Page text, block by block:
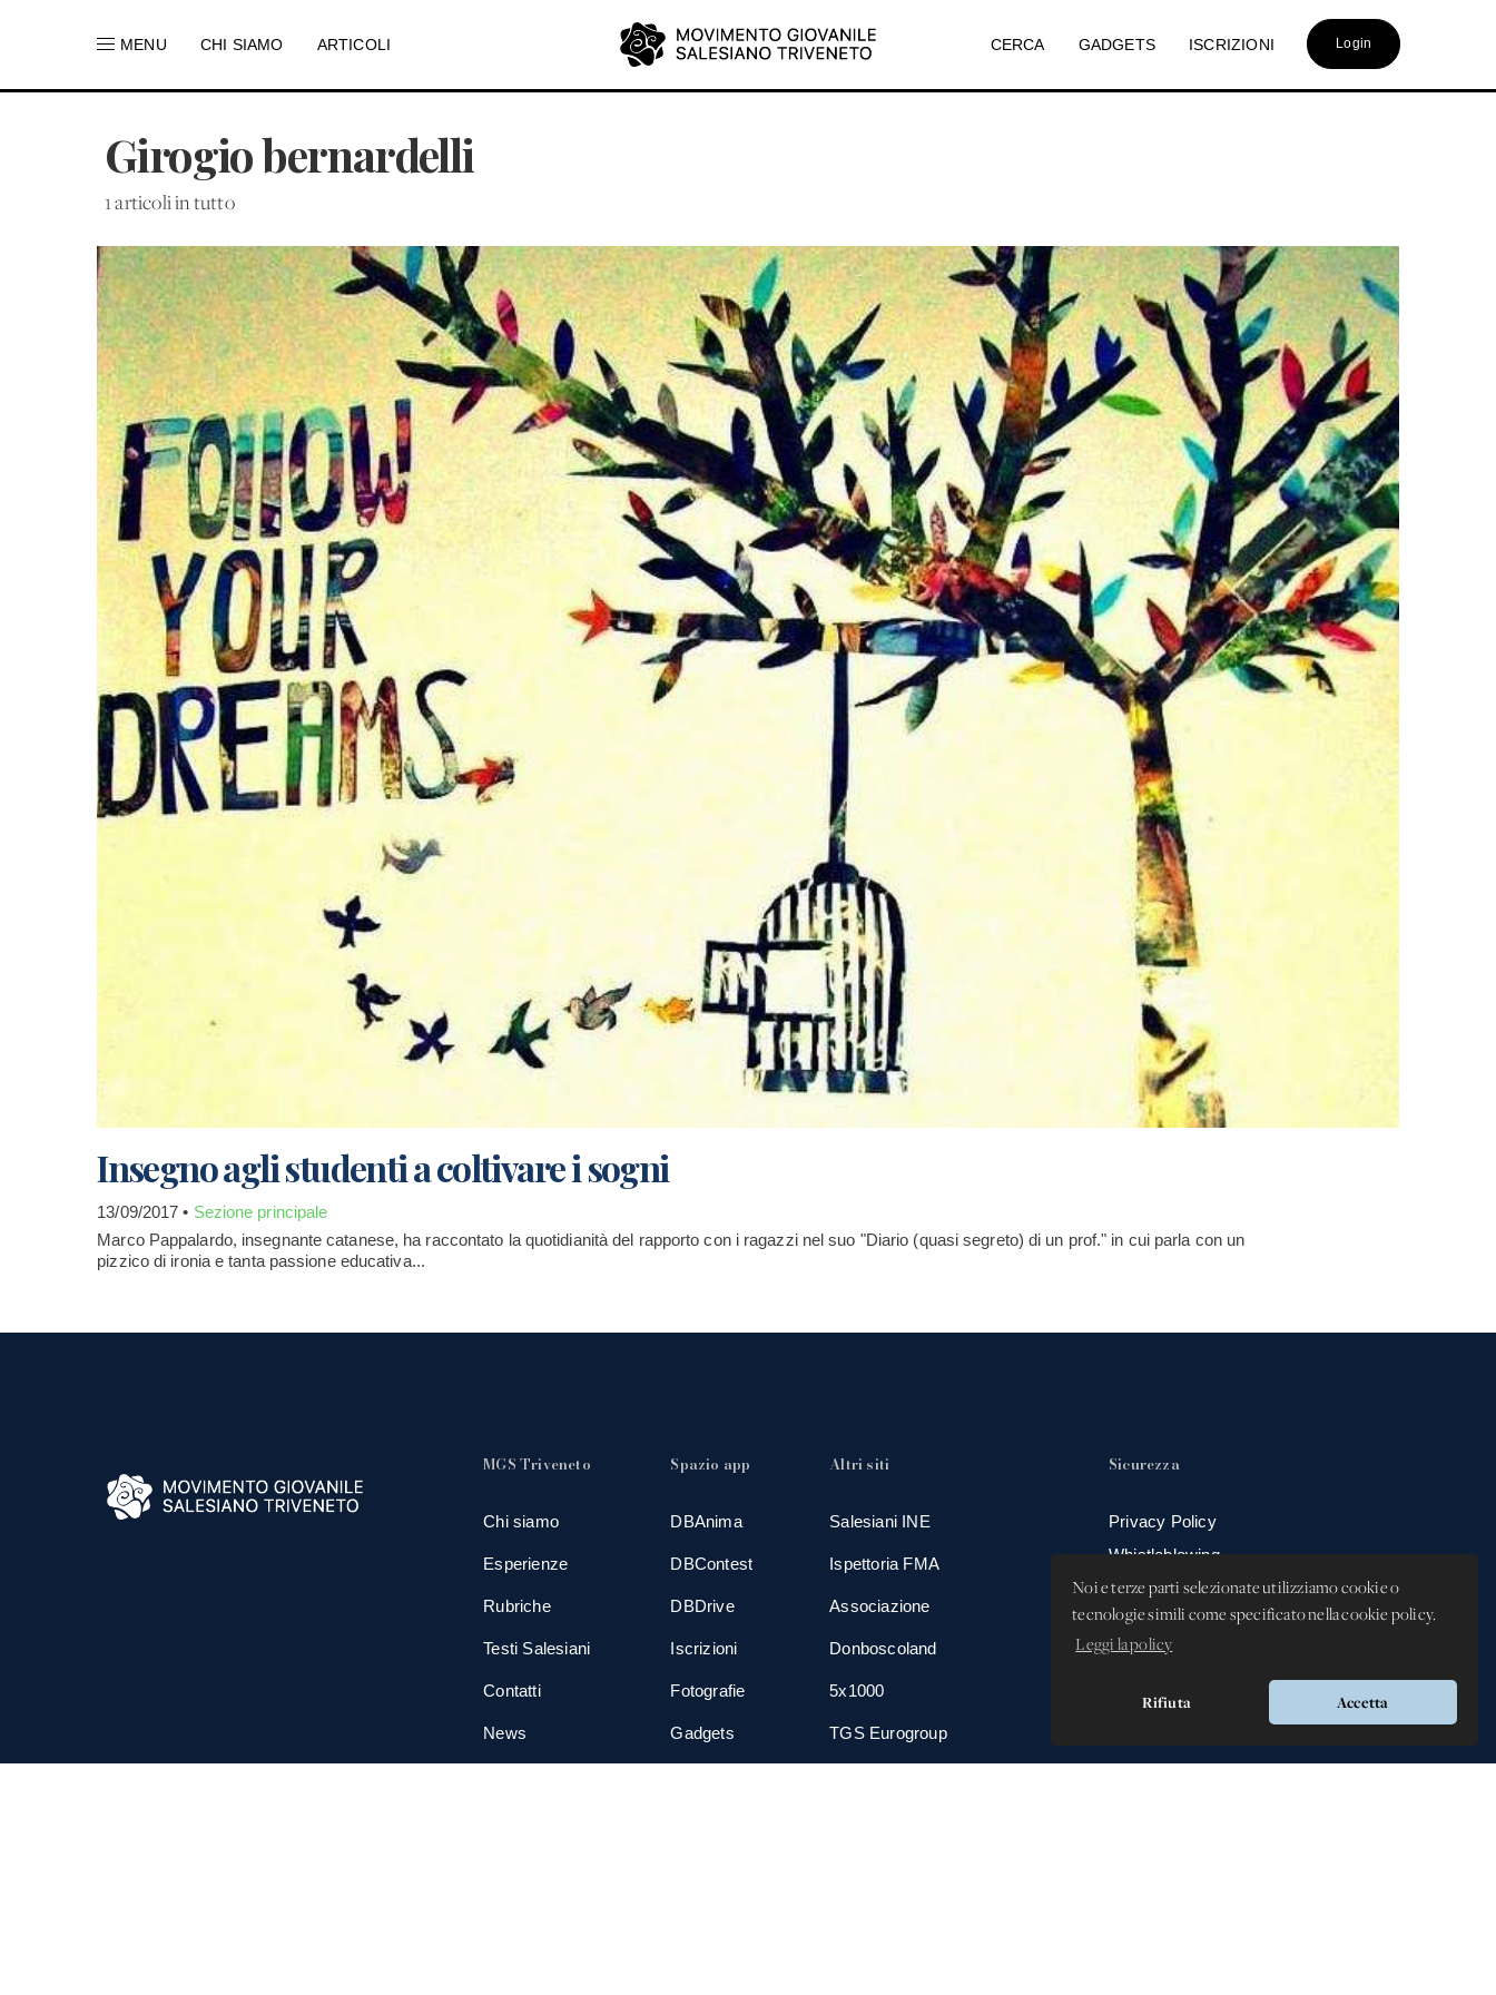
Noi e terze parti selezionate utilizziamo cookie o
tecnologie simili come specificato nella cookie policy.
Leggi la policy
Rifiuta Accetta
MENU CHI SIAMO ARTICOLI CERCA GADGETS ISCRIZIONI Login
Girogio bernardelli
1 articoli in tutto
Insegno agli studenti a coltivare i sogni
13/09/2017 • Sezione principale
Marco Pappalardo, insegnante catanese, ha raccontato la quotidianità del rapporto con i ragazzi nel suo "Diario (quasi segreto) di un prof." in cui parla con un
pizzico di ironia e tanta passione educativa...
MGS Triveneto
Chi siamo
Esperienze
Rubriche
Testi Salesiani
Contatti
News
Spazio app
DBAnima
DBContest
DBDrive
Iscrizioni
Fotografie
Gadgets
Altri siti
Salesiani INE
Ispettoria FMA
Associazione
Donboscoland
5x1000
TGS Eurogroup
Sicurezza
Privacy Policy
Whistleblowing -
Segnalazione illeciti